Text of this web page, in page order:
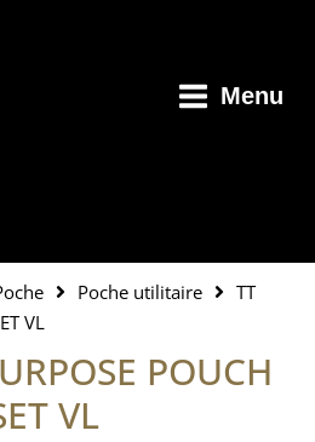
Menu
Poche utilitaire
TT
VL
POUCH
VL